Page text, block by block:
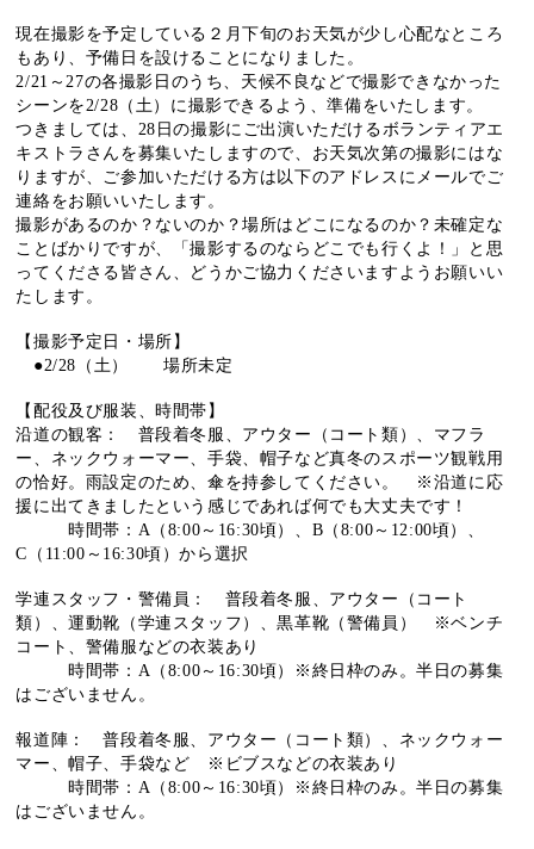
現在撮影を予定している２月下旬のお天気が少し心配なところ
もあり、予備日を設けることになりました。
2/21～27の各撮影日のうち、天候不良などで撮影できなかった
シーンを2/28（土）に撮影できるよう、準備をいたします。
つきましては、28日の撮影にご出演いただけるボランティアエ
キストラさんを募集いたしますので、お天気次第の撮影にはな
りますが、ご参加いただける方は以下のアドレスにメールでご
連絡をお願いいたします。
撮影があるのか？ないのか？場所はどこになるのか？未確定な
ことばかりですが、「撮影するのならどこでも行くよ！」と思
ってくださる皆さん、どうかご協力くださいますようお願いい
たします。
【撮影予定日・場所】
●2/28（土） 場所未定
【配役及び服装、時間帯】
沿道の観客 ： 普段着冬服、アウター（コート類）、マフラ
ー、ネックウォーマー、手袋、帽子など真冬のスポーツ観戦用
の恰好。雨設定のため、傘を持参してください。 ※沿道に応
援に出てきましたという感じであれば何でも大丈夫です！
時間帯： A （8:00～16:30頃）、 B （8:00～12:00頃）、
C （11:00～16:30頃）から選択
学連スタッフ・警備員 ： 普段着冬服、アウター（コート
類）、運動靴（学連スタッフ）、黒革靴（警備員） ※ベンチ
コート、警備服などの衣装あり
時間帯：A（8:00～16:30頃）※終日枠のみ。半日の募集
はございません。
報道陣 ： 普段着冬服、アウター（コート類）、ネックウォー
マー、帽子、手袋など
※ビブスなどの衣装あり
時間帯：A（8:00～16:30頃）※終日枠のみ。半日の募集
はございません。